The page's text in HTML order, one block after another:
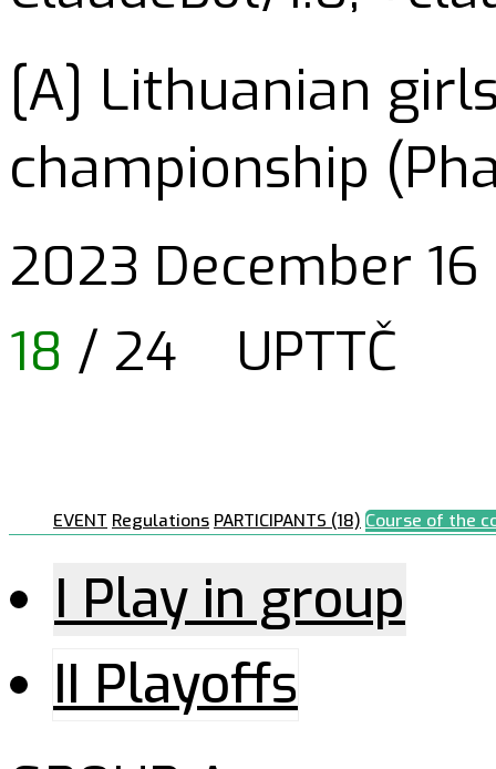
[A] Lithuanian
championship
2023 December 16
18 / 24 UPTTČ
EVENT Regulations PARTICIPANTS (18) Course of the
I Play in group
II Playoffs